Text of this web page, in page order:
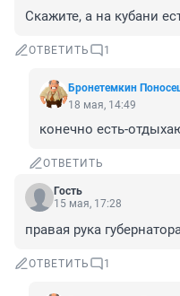
Скажите, а на кубани
ОТВЕТИТЬ 1
Бронетемкин
18 мая, 14:49
конечно есть-
ОТВЕТИТЬ
Гость
15 мая, 17:28
правая рука
ОТВЕТИТЬ 1